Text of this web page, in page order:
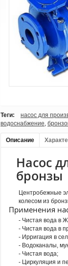
Теги: насос для
водоснабжение
Описание
Насос
бронзы
Центробежные
колесом из
Применения
- Чистая вода в
- Чистая вода в
- Ирригация в
- Водоканалы,
- Чистая вода;
- Циркуляция и